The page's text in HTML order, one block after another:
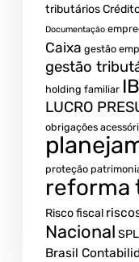
tributários
Documentação
Caixa gestão
gestão
holding familiar
LUCRO
obrigações
proteção
reforma
Risco fiscal
Nacional
Brasil